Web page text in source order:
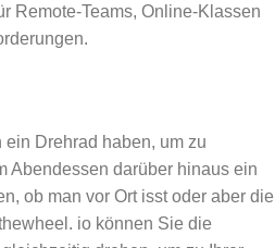
Remote-Teams, Online-Klassen
Drehrad haben, um zu
Abendessen darüber hinaus ein
ob man vor Ort isst oder aber die
io können Sie die